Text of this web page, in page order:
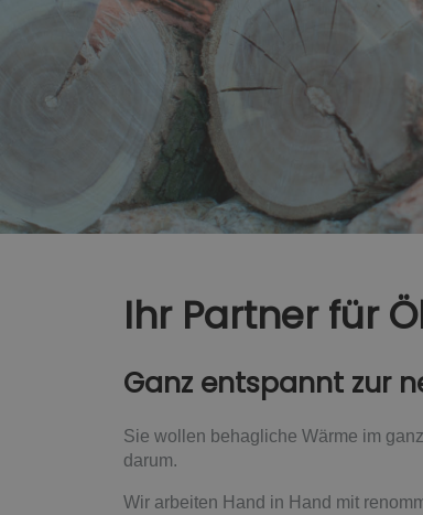
Ihr Partner für
Ganz entspannt zur
Sie wollen behagliche Wärme im
darum.
Wir arbeiten Hand in Hand mit